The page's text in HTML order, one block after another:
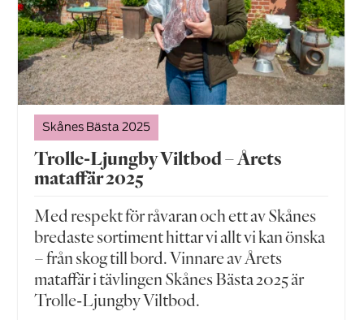
Skånes Bästa 2025
Trolle-Ljungby Viltbod – Årets
mataffär 2025
Med respekt för råvaran och ett av Skånes
bredaste sortiment hittar vi allt vi kan önska
– från skog till bord. Vinnare av Årets
mataffär i tävlingen Skånes Bästa 2025 är
Trolle-Ljungby Viltbod.